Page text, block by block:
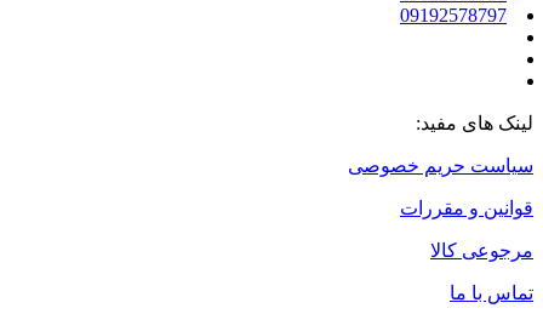
09192578797
لینک های مفید:
سیاست حریم خصوصی
قوانین و مقررات
مرجوعی کالا
تماس با ما